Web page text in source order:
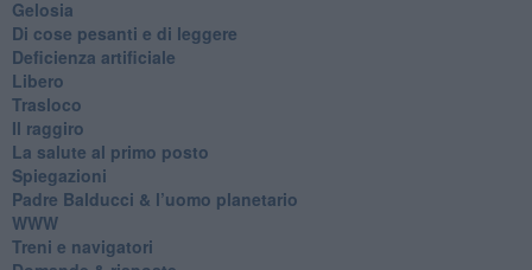
Gelosia
Di cose pesanti e di leggere
​Deficienza artificiale
Libero
Trasloco
Il raggiro
​La salute al primo posto
Spiegazioni
Padre Balducci & l’uomo planetario
WWW
​Treni e navigatori